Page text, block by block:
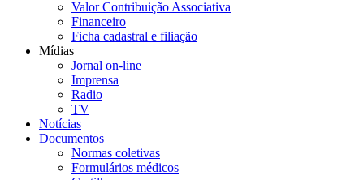
Valor Contribuição Associativa
Financeiro
Ficha cadastral e filiação
Mídias
Jornal on-line
Imprensa
Radio
TV
Notícias
Documentos
Normas coletivas
Formulários médicos